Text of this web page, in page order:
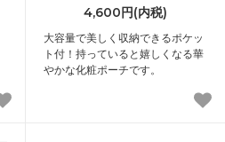
4,600円(内税)
大容量で美しく収納できるポケッ
ト付！持っていると嬉しくなる華
やかな化粧ポーチです。